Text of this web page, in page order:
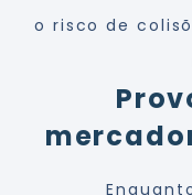
o risco de